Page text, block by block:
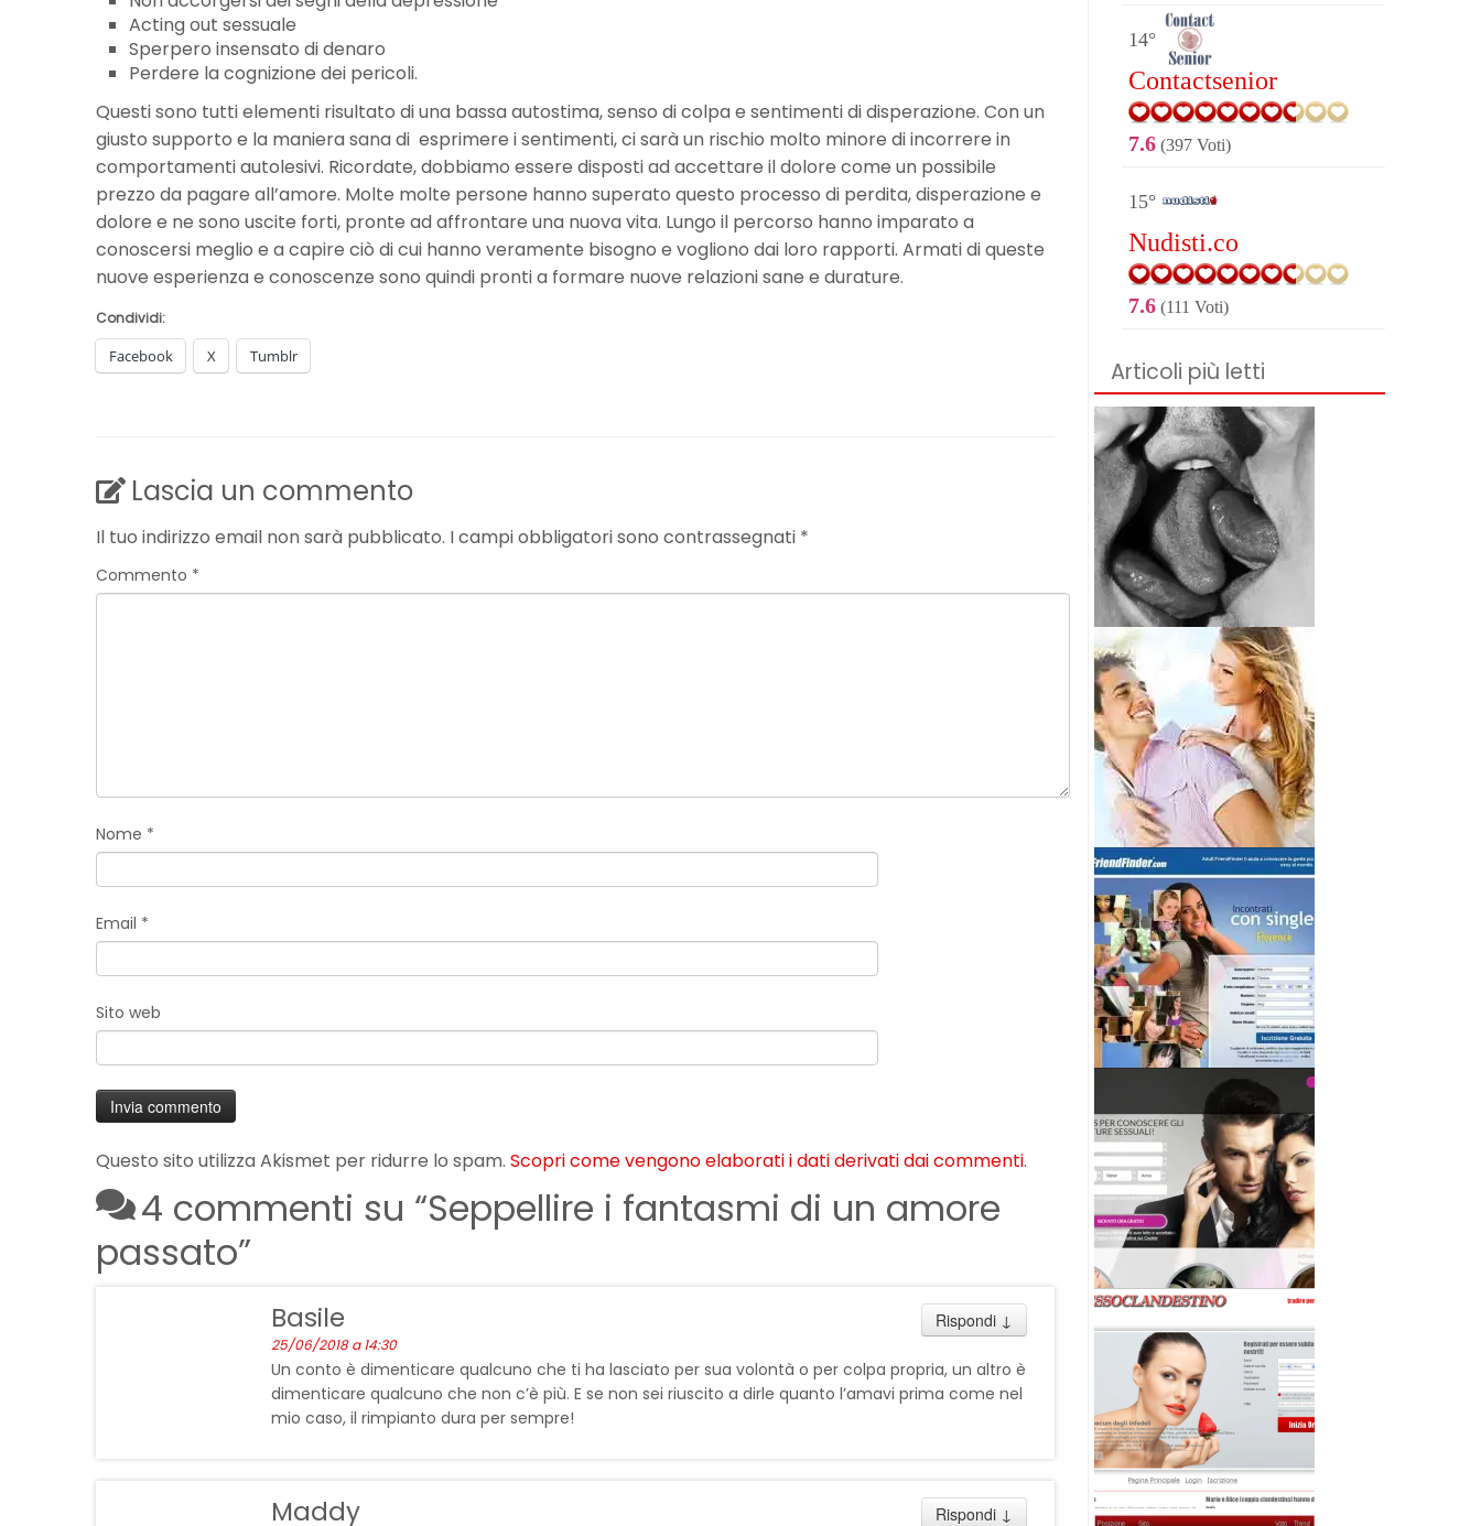
Acting out sessuale
Sperpero insensato di denaro
Perdere la cognizione dei pericoli.
Questi sono tutti elementi risultato di una bassa autostima, senso di colpa e sentimenti di disperazione. Con un
giusto supporto e la maniera sana di esprimere i sentimenti, ci sarà un rischio molto minore di incorrere in
comportamenti autolesivi. Ricordate, dobbiamo essere disposti ad accettare il dolore come un possibile
prezzo da pagare all’amore. Molte molte persone hanno superato questo processo di perdita, disperazione e
dolore e ne sono uscite forti, pronte ad affrontare una nuova vita. Lungo il percorso hanno imparato a
conoscersi meglio e a capire ciò di cui hanno veramente bisogno e vogliono dai loro rapporti. Armati di queste
nuove esperienza e conoscenze sono quindi pronti a formare nuove relazioni sane e durature.
Condividi:
Facebook X Tumblr
Lascia un commento
Il tuo indirizzo email non sarà pubblicato. I campi obbligatori sono contrassegnati *
Commento *
Nome *
Email *
Sito web
Questo sito utilizza Akismet per ridurre lo spam. Scopri come vengono elaborati i dati derivati dai commenti.
4 commenti su “Seppellire i fantasmi di un amore
passato”
Rispondi ↓
Basile
25/06/2018 a 14:30
Un conto è dimenticare qualcuno che ti ha lasciato per sua volontà o per colpa propria, un altro è
dimenticare qualcuno che non c’è più. E se non sei riuscito a dirle quanto l’amavi prima come nel
mio caso, il rimpianto dura per sempre!
Rispondi ↓
Maddy
14°
Contactsenior
7.6 (397 Voti)
15°
Nudisti.co
7.6 (111 Voti)
Articoli più letti